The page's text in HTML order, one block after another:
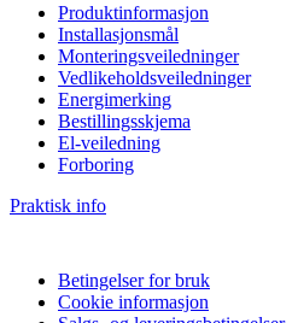
Produktinformasjon
Installasjonsmål
Monteringsveiledninger
Vedlikeholdsveiledninger
Energimerking
Bestillingsskjema
El-veiledning
Forboring
Praktisk info
Betingelser for bruk
Cookie informasjon